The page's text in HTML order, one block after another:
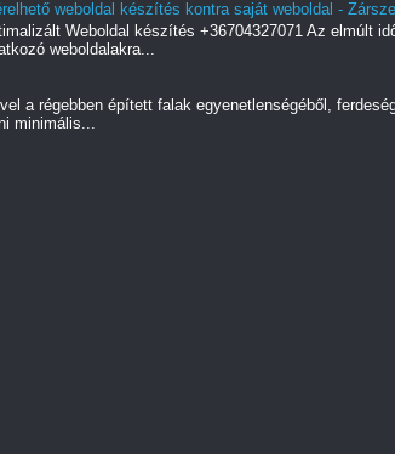
weboldal készítés kontra saját weboldal -
Weboldal készítés +36704327071 Az elmúlt
weboldalakra...
a régebben épített falak egyenetlenségéből,
minimális...